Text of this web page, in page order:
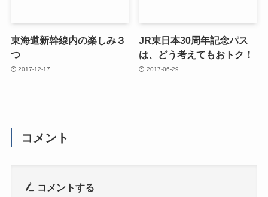
東海道新幹線内の楽しみ３
つ
2017-12-17
JR東日本30周年記念パス
は、どう考えてもおトク！
2017-06-29
コメント
コメントする